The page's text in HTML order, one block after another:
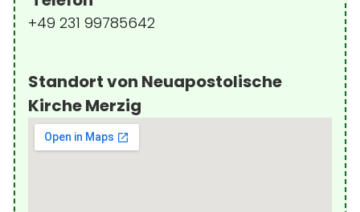
+49 231 99785642
Standort von Neuapostolische
Kirche Merzig